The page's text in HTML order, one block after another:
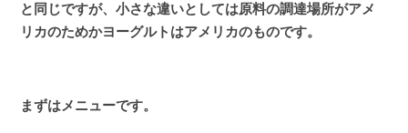
と同じですが、小さな違いとしては原料の調達場所がアメ
リカのためかヨーグルトはアメリカのものです。
まずはメニューです。